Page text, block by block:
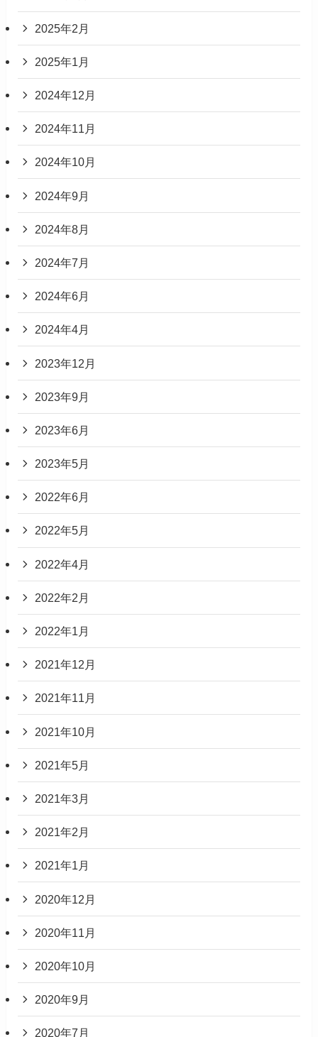
2025年2月
2025年1月
2024年12月
2024年11月
2024年10月
2024年9月
2024年8月
2024年7月
2024年6月
2024年4月
2023年12月
2023年9月
2023年6月
2023年5月
2022年6月
2022年5月
2022年4月
2022年2月
2022年1月
2021年12月
2021年11月
2021年10月
2021年5月
2021年3月
2021年2月
2021年1月
2020年12月
2020年11月
2020年10月
2020年9月
2020年7月